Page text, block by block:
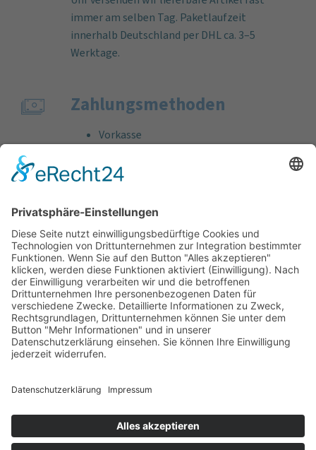
immer am selben Tag. Paketlaufzeit
innerhalb Deutschland per DHL ca. 3–5
Werktage.
Zahlungs­methoden
Vorkasse
Bankeinzug
Kreditkarte (VISA & MasterCard)
Support
Kostenlose Beratung vor und nach dem
Kauf!
Qualität